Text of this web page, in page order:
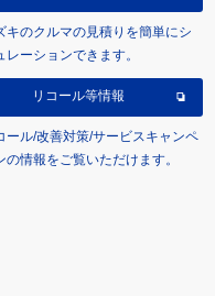
キのクルマの見積りを簡単にシ
レーションできます。
リコール等情報
ール/改善対策/サービスキャンペ
の情報をご覧いただけます。